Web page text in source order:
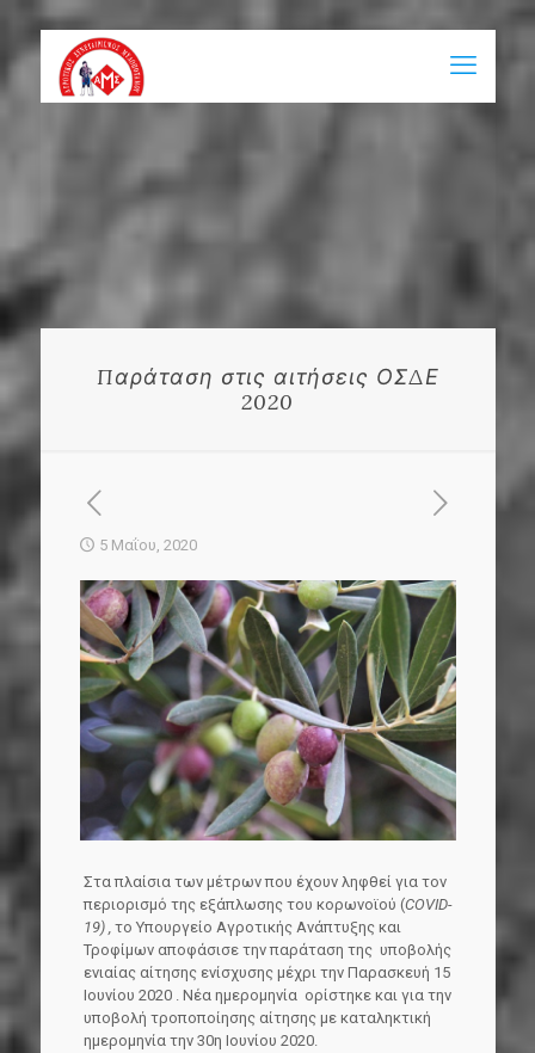
Παράταση στις αιτήσεις ΟΣΔΕ
2020
5 Μαΐου, 2020
Στα πλαίσια των μέτρων που έχουν ληφθεί για τον
περιορισμό της εξάπλωσης του κορωνοϊού (COVID-
19) , το Υπουργείο Αγροτικής Ανάπτυξης και
Τροφίμων αποφάσισε την παράταση της υποβολής
ενιαίας αίτησης ενίσχυσης μέχρι την Παρασκευή 15
Ιουνίου 2020 . Νέα ημερομηνία ορίστηκε και για την
υποβολή τροποποίησης αίτησης με καταληκτική
ημερομηνία την 30η Ιουνίου 2020.